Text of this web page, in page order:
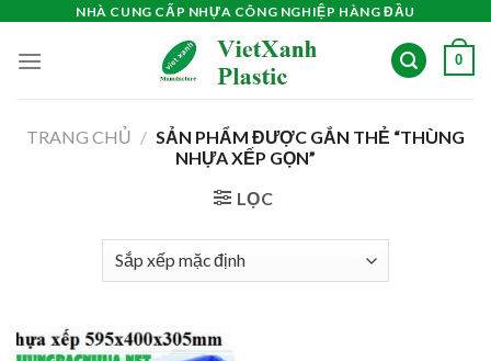
content
NHÀ CUNG CẤP NHỰA CÔNG NGHIỆP HÀNG ĐẦU
0
TRANG CHỦ / SẢN PHẨM ĐƯỢC GẮN THẺ “THÙNG
NHỰA XẾP GỌN”
LỌC